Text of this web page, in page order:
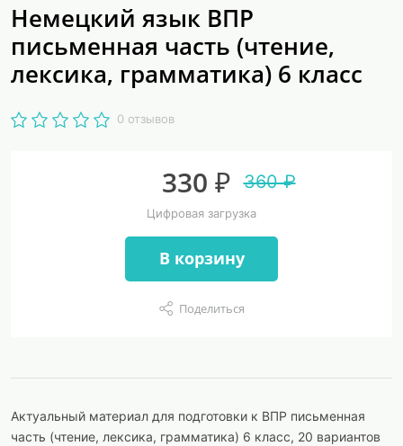
Немецкий язык ВПР
письменная часть (чтение,
лексика, грамматика) 6 класс
0 отзывов
330 ₽ 360 ₽
Цифровая загрузка
В корзину
Поделиться
Актуальный материал для подготовки к ВПР письменная
часть (чтение, лексика, грамматика) 6 класс, 20 вариантов